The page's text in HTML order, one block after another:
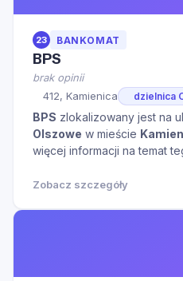
23 BANKOMAT
BPS
brak opinii
412, Kamienica
dzielnica
BPS zlokalizowany jest na
Olszowe w mieście
więcej informacji na temat
Zobacz szczegóły